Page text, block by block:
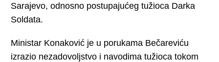
Sarajevo, odnosno postupajućeg tužioca Darka
Soldata.
Ministar Konaković je u porukama Bečareviću
izrazio nezadovoljstvo i navodima tužioca tokom